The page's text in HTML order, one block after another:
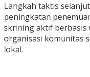
Langkah taktis
peningkatan
skrining aktif berbasis
organisasi komunitas
lokal.